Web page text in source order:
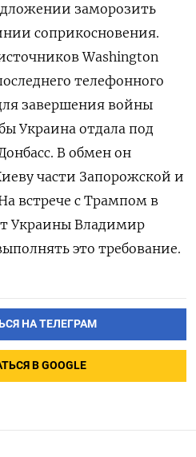
заморозить
соприкосновения.
Washington
телефонного
завершения войны
Украина отдала под
В обмен он
части Запорожской и
встрече с Трампом в
Украины Владимир
это требование.
НА ТЕЛЕГРАМ
В GOOGLE